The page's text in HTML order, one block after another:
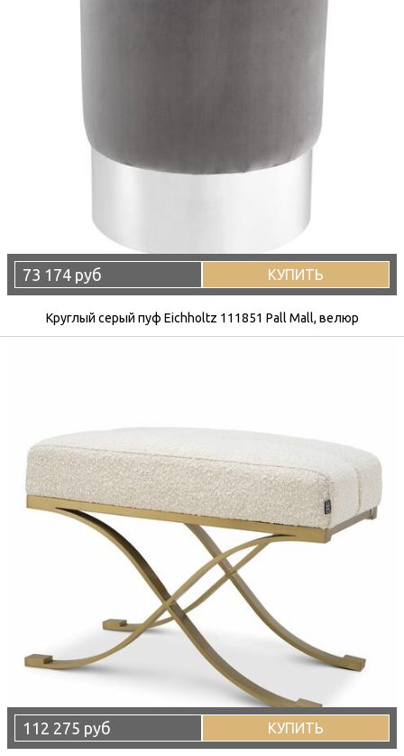
73 174 руб КУПИТЬ
Круглый серый пуф Eichholtz 111851 Pall Mall, велюр
112 275 руб КУПИТЬ